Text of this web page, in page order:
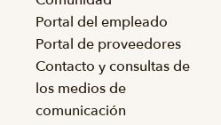
Portal del empleado
Portal de proveedores
Contacto y consultas de
los medios de
comunicación